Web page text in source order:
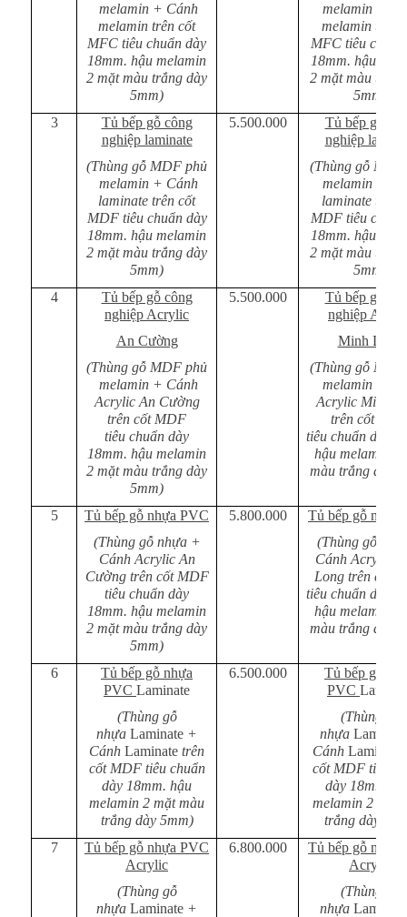
melamin + Cánh
melamin trên cốt
MFC tiêu chuẩn dày
18mm. hậu melamin
2 mặt màu trắng dày
5mm)
melamin +
melamin trên
MFC tiêu
18mm. hậu
2 mặt màu
5mm)
3
Tủ bếp gỗ công
nghiệp laminate
(Thùng gỗ MDF phủ
melamin + Cánh
laminate trên cốt
MDF tiêu chuẩn dày
18mm. hậu melamin
2 mặt màu trắng dày
5mm)
5.500.000
Tủ bếp gỗ
nghiệp
(Thùng gỗ
melamin +
laminate trên
MDF tiêu
18mm. hậu
2 mặt màu
5mm)
4
Tủ bếp gỗ công
nghiệp Acrylic
An Cường
(Thùng gỗ MDF phủ
melamin + Cánh
Acrylic An Cường
trên cốt MDF
tiêu chuẩn dày
18mm. hậu melamin
2 mặt màu trắng dày
5mm)
5.500.000
Tủ bếp gỗ
nghiệp
Minh Long
(Thùng gỗ
melamin +
Acrylic Minh
trên cốt
tiêu chuẩn dày
hậu melamin 2
màu trắng dày
5
Tủ bếp gỗ nhựa PVC
(Thùng gỗ nhựa +
Cánh Acrylic An
Cường trên cốt MDF
tiêu chuẩn dày
18mm. hậu melamin
2 mặt màu trắng dày
5mm)
5.800.000
Tủ bếp gỗ nhựa
(Thùng gỗ
Cánh Acrylic
Long trên cốt
tiêu chuẩn dày
hậu melamin 2
màu trắng dày
6
Tủ bếp gỗ nhựa
PVC Laminate
(Thùng gỗ
nhựa Laminate +
Cánh Laminate trên
cốt MDF tiêu chuẩn
dày 18mm. hậu
melamin 2 mặt màu
trắng dày 5mm)
6.500.000
Tủ bếp gỗ
PVC
(Thùng gỗ
nhựa Laminate
Cánh Laminate
cốt MDF tiêu
dày 18mm.
melamin 2 mặt
trắng dày
7
Tủ bếp gỗ nhựa PVC
Acrylic
(Thùng gỗ
nhựa Laminate +
6.800.000
Tủ bếp gỗ nhựa
Acrylic
(Thùng gỗ
nhựa Laminate